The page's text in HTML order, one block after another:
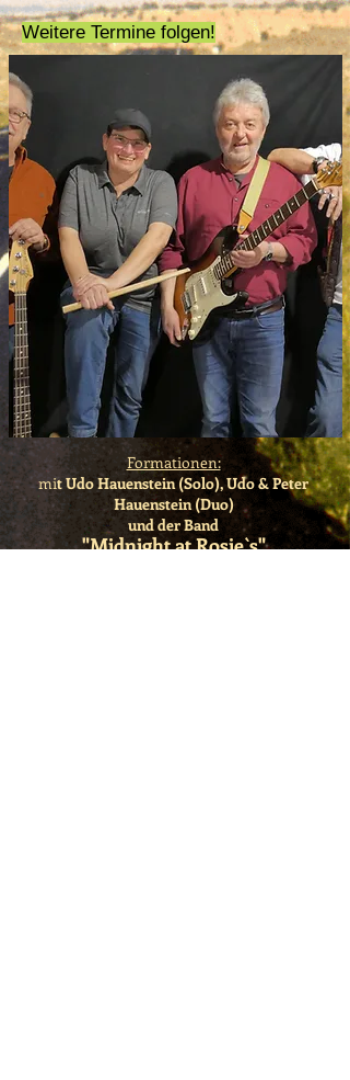
​Weitere Termine folgen!
Formationen:
mit Udo Hauenstein (Solo), Udo & Peter
Hauenstein (Duo)
und der Band
"Midnight at Rosie`s"